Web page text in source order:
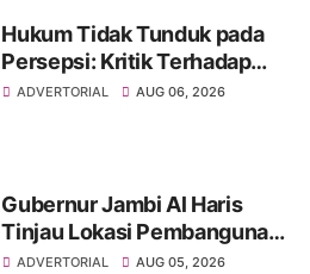
Hukum Tidak Tunduk pada
Persepsi: Kritik Terhadap
Monopoli Kebenaran oleh
ADVERTORIAL AUG 06, 2026
Gubernur Jambi Al Haris
Tinjau Lokasi Pembangunan
Sekolah Rakyat dan Lokasi
ADVERTORIAL AUG 05, 2026